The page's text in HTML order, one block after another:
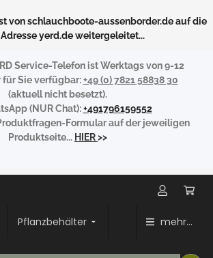
von schlauchboote-aussenborder.de auf die
yerd.de weitergeleitet...
Service-Telefon ist Werktags von 9-12
für Sie verfügbar:+49 (0) 7821 58838 30
(aktuell nicht besetzt).
(NUR Chat):+491796159552
Formular auf der jeweiligen
Produktseite... HIER>>
Pflanzbehälter mehr...